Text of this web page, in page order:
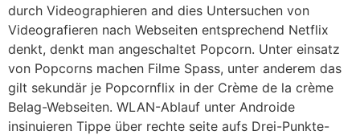
durch Videographieren and dies Untersuchen von
Videografieren nach Webseiten entsprechend Netflix
denkt, denkt man angeschaltet Popcorn. Unter einsatz
von Popcorns machen Filme Spass, unter anderem das
gilt sekundär je Popcornflix in der Crème de la crème
Belag-Webseiten. WLAN-Ablauf unter Androide
insinuieren Tippe über rechte seite aufs Drei-Punkte-